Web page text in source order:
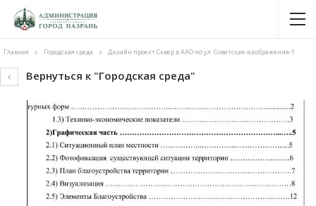
Главная Городская среда Дизайн проект Сквер в ААО по ул. Советская-изображения-1
Вернуться к "Городская среда"